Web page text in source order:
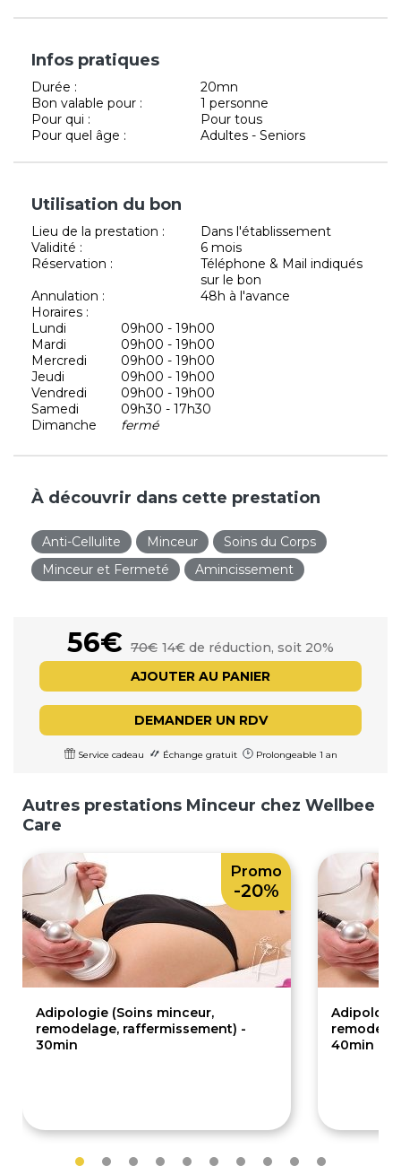
Infos pratiques
Durée :
20mn
Bon valable pour :
1 personne
Pour qui :
Pour tous
Pour quel âge :
Adultes - Seniors
Utilisation du bon
Lieu de la prestation :
Dans l'établissement
Validité :
6 mois
Réservation :
Téléphone & Mail indiqués
sur le bon
Annulation :
48h à l'avance
Horaires :
Lundi
09h00 - 19h00
Mardi
09h00 - 19h00
Mercredi
09h00 - 19h00
Jeudi
09h00 - 19h00
Vendredi
09h00 - 19h00
Samedi
09h30 - 17h30
Dimanche
fermé
À découvrir dans cette prestation
Anti-Cellulite Minceur
Soins du Corps
Minceur et Fermeté
Amincissement
56€ 70€ 14€ de réduction, soit 20%
AJOUTER AU PANIER
DEMANDER UN RDV
Service cadeau Échange gratuit Prolongeable 1 an
Autres prestations Minceur chez Wellbee
Care
Adipologie (Soins minceur,
remodelage, raffermissement) -
30min
Promo
-20%
40min